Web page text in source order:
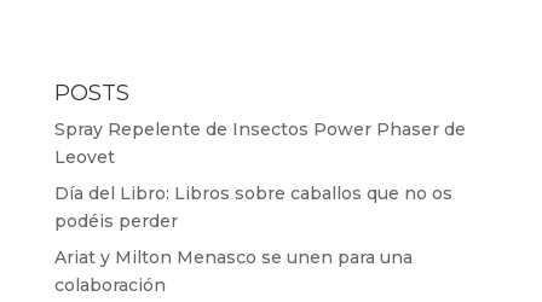
POSTS
Spray Repelente de Insectos Power Phaser de
Leovet
Día del Libro: Libros sobre caballos que no os
podéis perder
Ariat y Milton Menasco se unen para una
colaboración